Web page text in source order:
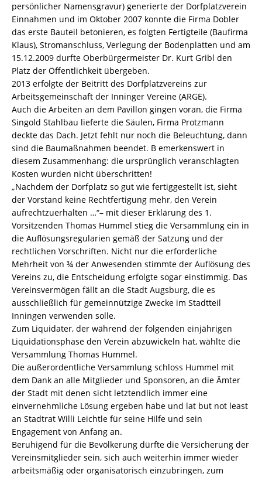
persönlicher Namensgravur) generierte der Dorfplatzverein
Einnahmen und im Oktober 2007 konnte die Firma Dobler
das erste Bauteil betonieren, es folgten Fertigteile (Baufirma
Klaus), Stromanschluss, Verlegung der Bodenplatten und am
15.12.2009 durfte Oberbürgermeister Dr. Kurt Gribl den
Platz der Öffentlichkeit übergeben.
2013 erfolgte der Beitritt des Dorfplatzvereins zur
Arbeitsgemeinschaft der Inninger Vereine (ARGE).
Auch die Arbeiten an dem Pavillon gingen voran, die Firma
Singold Stahlbau lieferte die Säulen, Firma Protzmann
deckte das Dach. Jetzt fehlt nur noch die Beleuchtung, dann
sind die Baumaßnahmen beendet. B emerkenswert in
diesem Zusammenhang: die ursprünglich veranschlagten
Kosten wurden nicht überschritten!
„Nachdem der Dorfplatz so gut wie fertiggestellt ist, sieht
der Vorstand keine Rechtfertigung mehr, den Verein
aufrechtzuerhalten …“– mit dieser Erklärung des 1.
Vorsitzenden Thomas Hummel stieg die Versammlung ein in
die Auflösungsregularien gemäß der Satzung und der
rechtlichen Vorschriften. Nicht nur die erforderliche
Mehrheit von ¾ der Anwesenden stimmte der Auflösung des
Vereins zu, die Entscheidung erfolgte sogar einstimmig. Das
Vereinsvermögen fällt an die Stadt Augsburg, die es
ausschließlich für gemeinnützige Zwecke im Stadtteil
Inningen verwenden solle.
Zum Liquidater, der während der folgenden einjährigen
Liquidationsphase den Verein abzuwickeln hat, wählte die
Versammlung Thomas Hummel.
Die außerordentliche Versammlung schloss Hummel mit
dem Dank an alle Mitglieder und Sponsoren, an die Ämter
der Stadt mit denen sicht letztendlich immer eine
einvernehmliche Lösung ergeben habe und lat but not least
an Stadtrat Willi Leichtle für seine Hilfe und sein
Engagement von Anfang an.
Beruhigend für die Bevölkerung dürfte die Versicherung der
Vereinsmitglieder sein, sich auch weiterhin immer wieder
arbeitsmäßig oder organisatorisch einzubringen, zum